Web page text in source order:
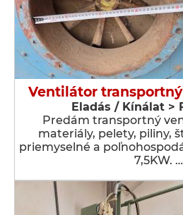
Ventilátor transportný
Eladás / Kínálat >
Predám transportný
materiály, pelety, piliny,
priemyselné a
7,5KW. …